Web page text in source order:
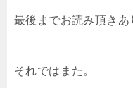
最後までお読み頂きあ
それではまた。